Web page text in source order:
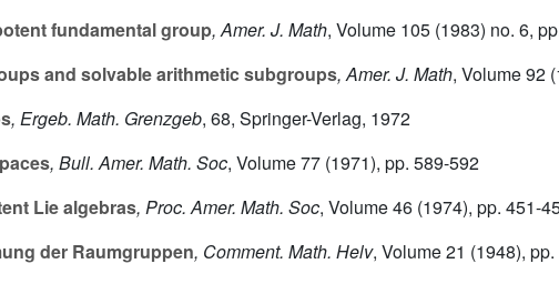
fundamental group, Amer. J. Math, Volume 105 (1983) no. 6,
and solvable arithmetic subgroups, Amer. J. Math, Volume 92
, Ergeb. Math. Grenzgeb, 68, Springer-Verlag, 1972
, Bull. Amer. Math. Soc, Volume 77 (1971), pp. 589-592
Lie algebras, Proc. Amer. Math. Soc, Volume 46 (1974), pp. 451-
der Raumgruppen, Comment. Math. Helv, Volume 21 (1948),